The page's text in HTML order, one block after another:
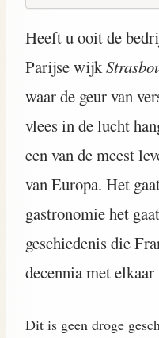
Heeft u ooit de
Parijse wijk
waar de geur van
vlees in de lucht
een van de meest
van Europa. Het
gastronomie het
geschiedenis die
decennia met
Dit is geen droge